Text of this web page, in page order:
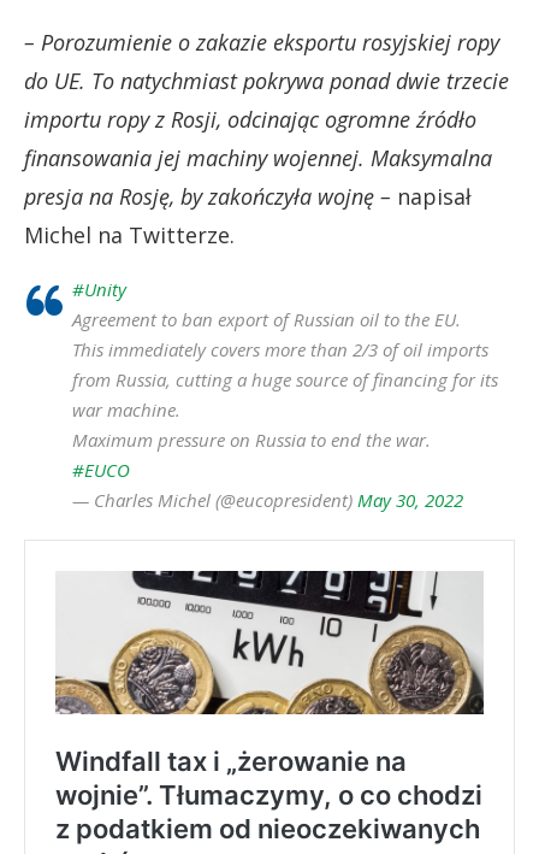
– Porozumienie o zakazie eksportu rosyjskiej ropy
do UE. To natychmiast pokrywa ponad dwie trzecie
importu ropy z Rosji, odcinając ogromne źródło
finansowania jej machiny wojennej. Maksymalna
presja na Rosję, by zakończyła wojnę – napisał
Michel na Twitterze.
#Unity
Agreement to ban export of Russian oil to the EU.
This immediately covers more than 2/3 of oil imports
from Russia, cutting a huge source of financing for its
war machine.
Maximum pressure on Russia to end the war.
#EUCO
— Charles Michel (@eucopresident) May 30, 2022